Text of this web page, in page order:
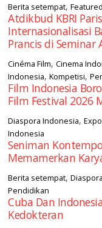
Berita setempat,Featured
Atdikbud KBRI
Internasionalisasi
Prancis di Seminar
Cinéma Film,Cinema
Indonesia,Kompetisi,
Film Indonesia
Film Festival 2026
Diaspora Indonesia,
Indonesia
Seniman
Memamerkan
Berita setempat,
Pendidikan
Cuba Dan
Kedokteran